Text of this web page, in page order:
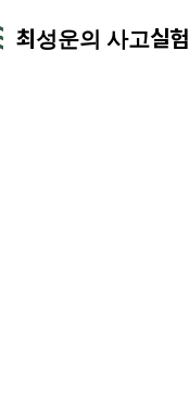
최성운의 사고실험